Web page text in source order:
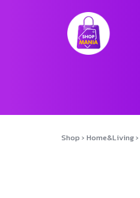
Shop › Home&Living›